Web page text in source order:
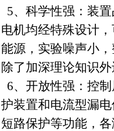
5、科学性强：装
电机均经特殊设计
能源，实验噪声小
除了加深理论知识
6、开放性强：控
护装置和电流型漏
短路保护等功能，